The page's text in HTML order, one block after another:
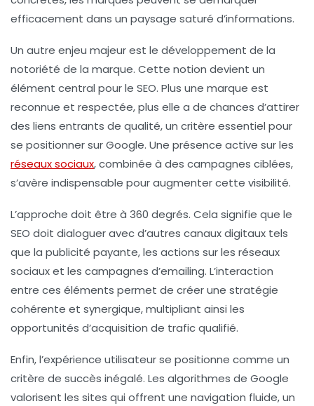
efficacement dans un paysage saturé d’informations.
Un autre enjeu majeur est le développement de la
notoriété de la marque. Cette notion devient un
élément central pour le SEO. Plus une marque est
reconnue et respectée, plus elle a de chances d’attirer
des liens entrants de qualité, un critère essentiel pour
se positionner sur Google. Une présence active sur les
réseaux sociaux, combinée à des campagnes ciblées,
s’avère indispensable pour augmenter cette visibilité.
L’approche doit être à 360 degrés. Cela signifie que le
SEO doit dialoguer avec d’autres canaux digitaux tels
que la publicité payante, les actions sur les réseaux
sociaux et les campagnes d’emailing. L’interaction
entre ces éléments permet de créer une stratégie
cohérente et synergique, multipliant ainsi les
opportunités d’acquisition de trafic qualifié.
Enfin, l’expérience utilisateurse positionne comme un
critère de succès inégalé. Les algorithmes de Google
valorisent les sites qui offrent une navigation fluide, un